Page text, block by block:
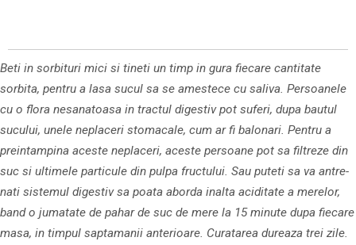
Beti in sorbituri mici si tineti un timp in gura fiecare cantitate
sorbita, pentru a lasa sucul sa se amestece cu saliva. Persoanele
cu o flora nesanatoasa in tractul digestiv pot suferi, dupa bautul
sucului, unele nepla­ceri stomacale, cum ar fi ba­lonari. Pentru a
preintampina aceste nepla­ceri, aces­te per­soane pot sa filtreze din
suc si ulti­mele par­ticule din pul­pa fructului. Sau puteti sa va an­tre­
nati sistemul digestiv sa poa­ta aborda inalta aciditate a me­­re­lor,
band o jumatate de pa­har de suc de mere la 15 mi­nu­te dupa fiecare
masa, in tim­pul saptama­nii anterioare. Curatarea dureaza trei zile.